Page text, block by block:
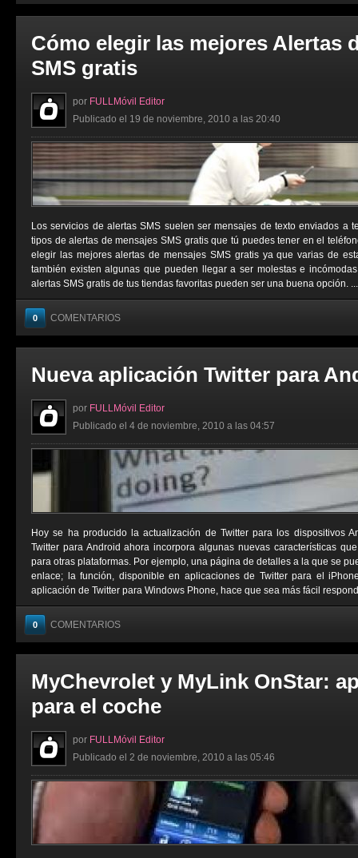
Cómo elegir las mejores Alertas
SMS gratis
por FULLMóvil Editor
Publicado el 19 de noviembre, 2010 a las 20:40
Los servicios de alertas SMS suelen ser mensajes de texto enviados a
tipos de alertas de mensajes SMS gratis que tú puedes tener en el
elegir las mejores alertas de mensajes SMS gratis ya que varias de
también existen algunas que pueden llegar a ser molestas e
alertas SMS gratis de tus tiendas favoritas pueden ser una buena opción. ...
0 COMENTARIOS
Nueva aplicación Twitter para
por FULLMóvil Editor
Publicado el 4 de noviembre, 2010 a las 04:57
Hoy se ha producido la actualización de Twitter para los dispositivos
Twitter para Android ahora incorpora algunas nuevas características
para otras plataformas. Por ejemplo, una página de detalles a la que se
enlace; la función, disponible en aplicaciones de Twitter para el
aplicación de Twitter para Windows Phone, hace que sea más fácil
0 COMENTARIOS
MyChevrolet y MyLink OnStar:
para el coche
por FULLMóvil Editor
Publicado el 2 de noviembre, 2010 a las 05:46